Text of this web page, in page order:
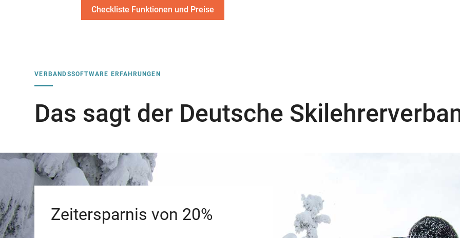
Checkliste Funktionen und Preise
VERBANDSSOFTWARE ERFAHRUNGEN
Das sagt der Deutsche
Zeitersparnis von 20%